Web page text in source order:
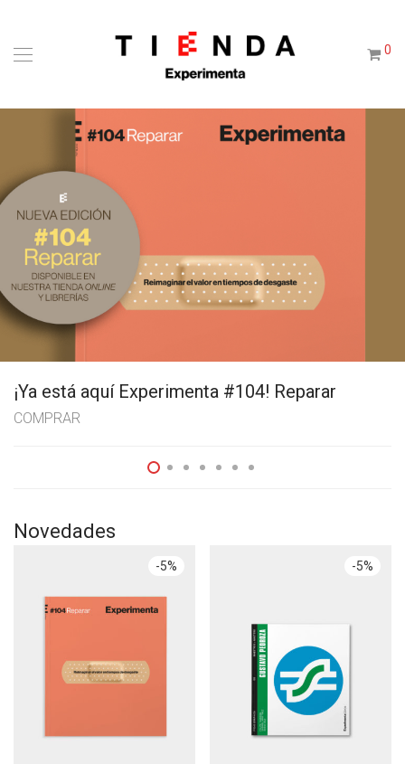
0
¡Ya está aquí Experimenta #104! Reparar
COMPRAR
Novedades
-5% -5%